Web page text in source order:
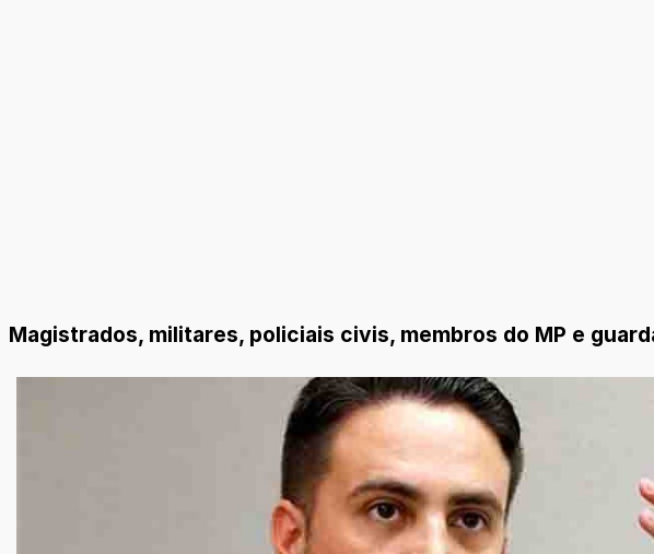
Magistrados, militares, policiais civis, membros do MP e